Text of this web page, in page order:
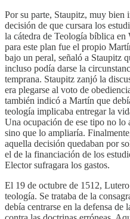
Por su parte, Staupitz, muy bien
decisión de que cursara los
la cátedra de Teología bíblica
para este plan fue el propio
bajo un peral, señaló a Staupitz
incluso podía darse la
temprana. Staupitz zanjó la
era plegarse al voto de
también indicó a Martín que
teología implicaba entregar la
Una ocupación de ese tipo no lo
sino que lo ampliaría.
aquella decisión quedaban por
el de la financiación de los
Elector sufragara los gastos.
El 19 de octubre de 1512,
teología. Se trataba de la
debía centrarse en la defensa de